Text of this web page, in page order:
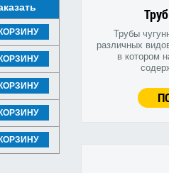
Трубы
различных
в котором